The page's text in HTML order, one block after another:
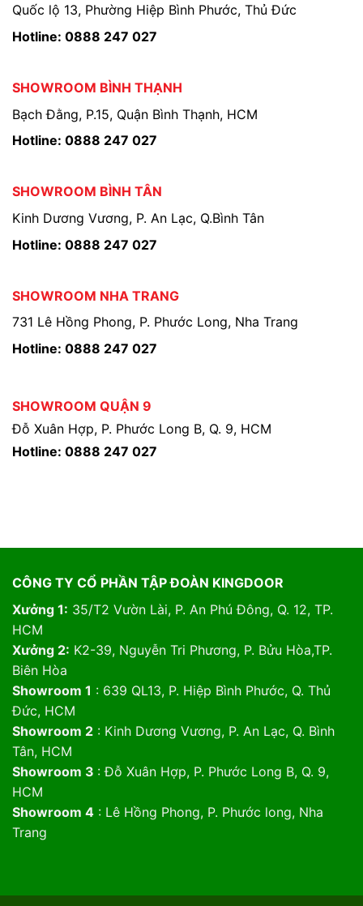
Quốc lộ 13, Phường Hiệp Bình Phước, Thủ Đức
Hotline: 0888 247 027
SHOWROOM BÌNH THẠNH
Bạch Đằng, P.15, Quận Bình Thạnh, HCM
Hotline: 0888 247 027
SHOWROOM BÌNH TÂN
Kinh Dương Vương, P. An Lạc, Q.Bình Tân
Hotline: 0888 247 027
SHOWROOM NHA TRANG
731 Lê Hồng Phong, P. Phước Long, Nha Trang
Hotline: 0888 247 027
SHOWROOM QUẬN 9
Đỗ Xuân Hợp, P. Phước Long B, Q. 9, HCM
Hotline: 0888 247 027
CÔNG TY CỔ PHẦN TẬP ĐOÀN KINGDOOR
Xưởng 1: 35/T2 Vườn Lài, P. An Phú Đông, Q. 12, TP.
HCM
Xưởng 2: K2-39, Nguyễn Tri Phương, P. Bửu Hòa,TP.
Biên Hòa
Showroom 1 : 639 QL13, P. Hiệp Bình Phước, Q. Thủ
Đức, HCM
Showroom 2: Kinh Dương Vương, P. An Lạc, Q. Bình
Tân, HCM
Showroom 3 : Đỗ Xuân Hợp, P. Phước Long B, Q. 9,
HCM
Showroom 4: Lê Hồng Phong, P. Phước long, Nha
Trang